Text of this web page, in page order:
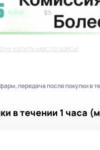
купить место здесь!
передача после покупки в
в течении 1 часа